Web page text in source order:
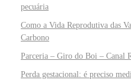
pecuária
Como a Vida Reprodutiva das
Carbono
Parceria – Giro do Boi – Canal
Perda gestacional: é preciso